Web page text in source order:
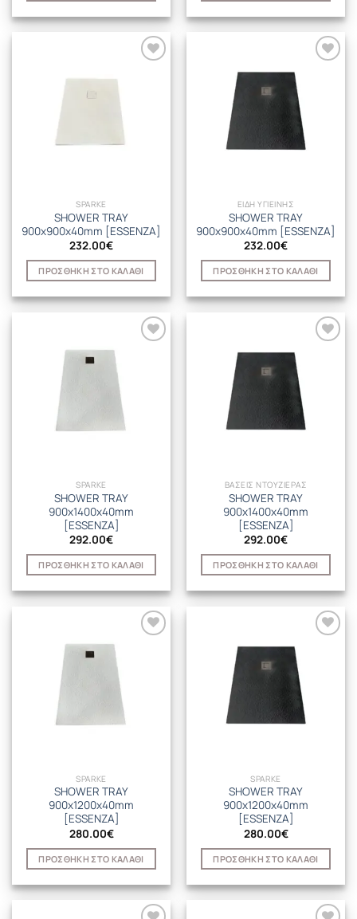
SPARKE
SHOWER TRAY
900x900x40mm [ESSENZA]
232.00€
ΠΡΟΣΘΉΚΗ ΣΤΟ ΚΑΛΆΘΙ
ΕΙΔΗ ΥΓΙΕΙΝΗΣ
SHOWER TRAY
900x900x40mm [ESSENZA]
232.00€
ΠΡΟΣΘΉΚΗ ΣΤΟ ΚΑΛΆΘΙ
SPARKE
SHOWER TRAY
900x1400x40mm
[ESSENZA]
292.00€
ΠΡΟΣΘΉΚΗ ΣΤΟ ΚΑΛΆΘΙ
ΒΑΣΕΙΣ ΝΤΟΥΖΙΕΡΑΣ
SHOWER TRAY
900x1400x40mm
[ESSENZA]
292.00€
ΠΡΟΣΘΉΚΗ ΣΤΟ ΚΑΛΆΘΙ
SPARKE
SHOWER TRAY
900x1200x40mm
[ESSENZA]
280.00€
ΠΡΟΣΘΉΚΗ ΣΤΟ ΚΑΛΆΘΙ
SPARKE
SHOWER TRAY
900x1200x40mm
[ESSENZA]
280.00€
ΠΡΟΣΘΉΚΗ ΣΤΟ ΚΑΛΆΘΙ